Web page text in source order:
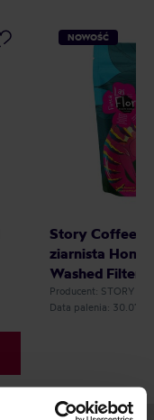
NOWOŚĆ
Story Coffee
ziarnista
Washed Filter
Producent: STORY
Data palenia: